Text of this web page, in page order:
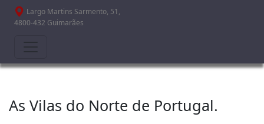
Passar para o conteúdo principal
Largo Martins Sarmento, 51,
4800-432 Guimarães
As Vilas do Norte de Portugal.